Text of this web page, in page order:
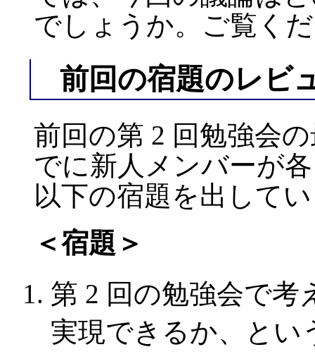
でしょうか。ご覧く
前回の宿題のレビ
前回の第 2 回勉強会
でに新人メンバーが
以下の宿題を出して
＜宿題＞
第 2 回の勉強会で考
実現できるか、とい